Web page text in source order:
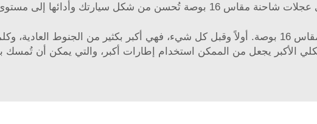
16 بوصة تُحسن من شكل سيارتك وأدائها إلى مستوى جديد تمامًا.
توجد عدة مزايا في ترقية جنوط الشاحنة إلى مقاس 16 بوصة. أولاً وقبل كل شيء، فهي أكبر
الأكبر يجعل من الممكن استخدام إطارات أكبر، والتي يمكن أن